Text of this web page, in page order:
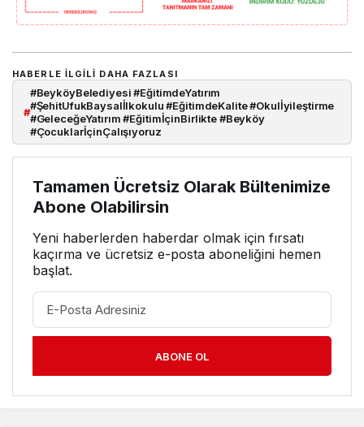
HABERLE ILGILI DAHA FAZLASI
#
#BeyköyBelediyesi #EğitimdeYatırım
#ŞehitUfukBaysalİlkokulu #EğitimdeKalite #Okulİyileştirme
#GeleceğeYatırım #EğitimİçinBirlikte #Beyköy
#ÇocuklarİçinÇalışıyoruz
Tamamen Ücretsiz Olarak Bültenimize
Abone Olabilirsin
Yeni haberlerden haberdar olmak için fırsatı
kaçırma ve ücretsiz e-posta aboneliğini hemen
başlat.
ABONE OL